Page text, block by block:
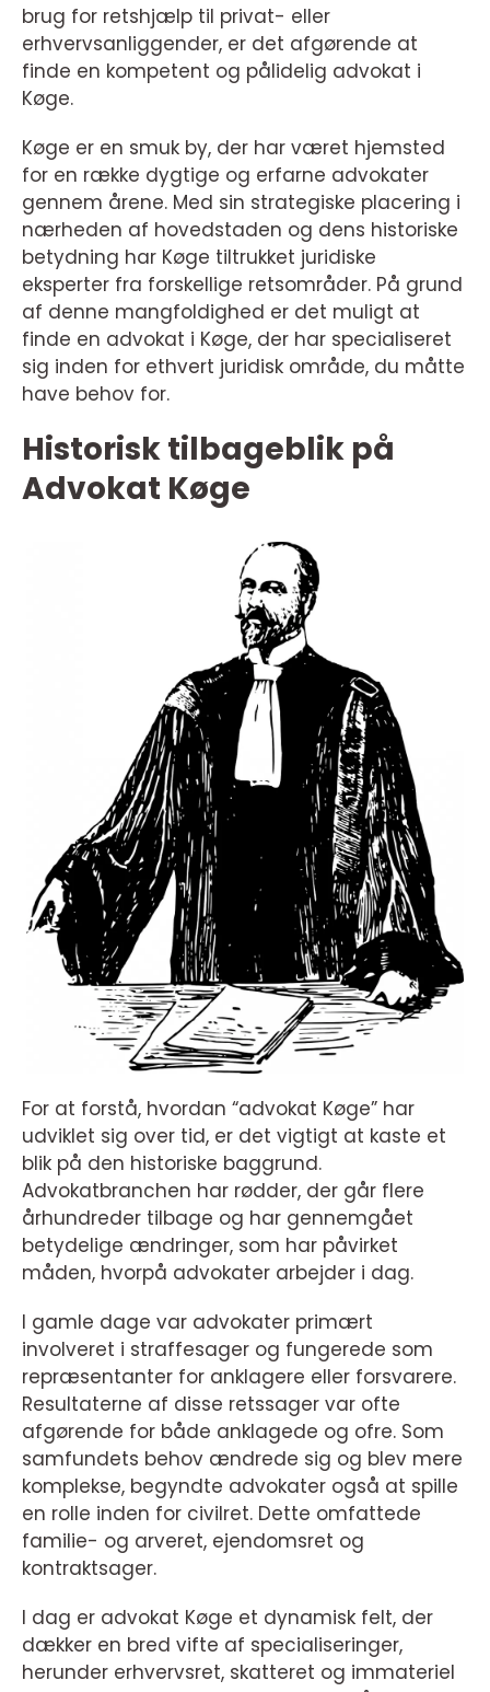
brug for retshjælp til privat- eller
erhvervsanliggender, er det afgørende at
finde en kompetent og pålidelig advokat i
Køge.
Køge er en smuk by, der har været hjemsted
for en række dygtige og erfarne advokater
gennem årene. Med sin strategiske placering i
nærheden af hovedstaden og dens historiske
betydning har Køge tiltrukket juridiske
eksperter fra forskellige retsområder. På grund
af denne mangfoldighed er det muligt at
finde en advokat i Køge, der har specialiseret
sig inden for ethvert juridisk område, du måtte
have behov for.
Historisk tilbageblik på
Advokat Køge
For at forstå, hvordan “advokat Køge” har
udviklet sig over tid, er det vigtigt at kaste et
blik på den historiske baggrund.
Advokatbranchen har rødder, der går flere
århundreder tilbage og har gennemgået
betydelige ændringer, som har påvirket
måden, hvorpå advokater arbejder i dag.
I gamle dage var advokater primært
involveret i straffesager og fungerede som
repræsentanter for anklagere eller forsvarere.
Resultaterne af disse retssager var ofte
afgørende for både anklagede og ofre. Som
samfundets behov ændrede sig og blev mere
komplekse, begyndte advokater også at spille
en rolle inden for civilret. Dette omfattede
familie- og arveret, ejendomsret og
kontraktsager.
I dag er advokat Køge et dynamisk felt, der
dækker en bred vifte af specialiseringer,
herunder erhvervsret, skatteret og immateriel